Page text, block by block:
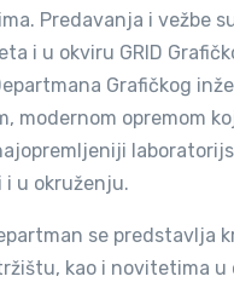
Predavanja i vežbe
i u okviru GRID
Grafičkog
modernom opremom
i u okruženju.
se predstavlja
kao i novitetima u